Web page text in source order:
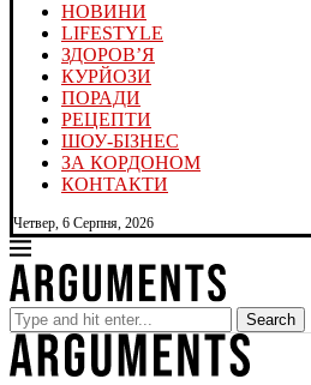
НОВИНИ
LIFESTYLE
ЗДОРОВ’Я
КУРЙОЗИ
ПОРАДИ
РЕЦЕПТИ
ШОУ-БІЗНЕС
ЗА КОРДОНОМ
КОНТАКТИ
Четвер, 6 Серпня, 2026
Search